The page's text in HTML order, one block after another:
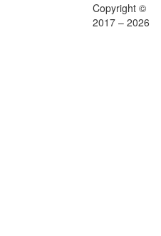
Copyright ©
2017 – 2026